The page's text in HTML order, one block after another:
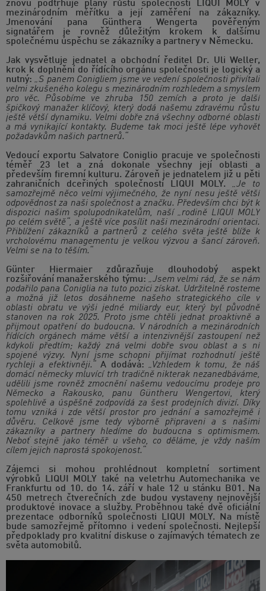
znovu podtrhuje plány růstu společnosti LIQUI MOLY v
mezinárodním měřítku a její zaměření na zákazníky.
Jmenování pana Günthera Wengerta pověřeným
signatářem je rovněž důležitým krokem k dalšímu
společnému úspěchu se zákazníky a partnery v Německu.
Jak vysvětluje jednatel a obchodní ředitel Dr. Uli Weller,
krok k doplnění do řídícího orgánu společnosti je logický a
nutný:„S panem Conigliem jsme ve vedení společnosti přivítali
velmi zkušeného kolegu s mezinárodním rozhledem a smyslem
pro věc. Působíme ve zhruba 150 zemích a proto je další
špičkový manažer klíčový, který dodá našemu zdravému růstu
ještě větší dynamiku. Velmi dobře zná všechny odborné oblasti
a má vynikající kontakty. Budeme tak moci ještě lépe vyhovět
požadavkům našich partnerů.“
Vedoucí exportu Salvatore Coniglio pracuje ve společnosti
téměř 23 let a zná dokonale všechny její oblasti a
především firemní kulturu. Zároveň je jednatelem již u pěti
zahraničních dceřiných společností LIQUI MOLY.„Je to
samozřejmě něco velmi výjimečného, že nyní nesu ještě větší
odpovědnost za naši společnost a značku. Především chci být k
dispozici našim spolupodnikatelům, naší „rodině LIQUI MOLY
po celém světě“, a ještě více posílit naši mezinárodní orientaci.
Přiblížení zákazníků a partnerů z celého světa ještě blíže k
vrcholovému managementu je velkou výzvou a šancí zároveň.
Velmi se na to těším.“
Günter Hiermaier zdůrazňuje dlouhodobý aspekt
rozšiřování manažerského týmu: „Jsem velmi rád, že se nám
podařilo pana Coniglia na tuto pozici získat. Udržitelně rosteme
a možná již letos dosáhneme našeho strategického cíle v
oblasti obratu ve výši jedné miliardy eur, který byl původně
stanoven na rok 2025. Proto jsme chtěli jednat proaktivně a
přijmout opatření do budoucna. V národních a mezinárodních
řídících orgánech máme větší a intenzivnější zastoupení než
kdykoli předtím; každý zná velmi dobře svou oblast a s ní
spojené výzvy. Nyní jsme schopni přijímat rozhodnutí ještě
rychleji a efektivněji.“A dodává:„Vzhledem k tomu, že náš
domácí německy mluvící trh tradičně nikterak nezanedbáváme,
udělili jsme rovněž zmocnění našemu vedoucímu prodeje pro
Německo a Rakousko, panu Güntheru Wengertovi, který
spolehlivě a úspěšně zodpovídá za šest prodejních divizí. Díky
tomu vzniká i zde větší prostor pro jednání a samozřejmě i
důvěru. Celkově jsme tedy výborně připraveni a s našimi
zákazníky a partnery hledíme do budoucna s optimismem.
Neboť stejně jako téměř u všeho, co děláme, je vždy naším
cílem jejich naprostá spokojenost.“
Zájemci si mohou prohlédnout kompletní sortiment
výrobků LIQUI MOLY také na veletrhu Automechanika ve
Frankfurtu od 10. do 14. září v hale 12 u stánku B01. Na
450 metrech čtverečních zde budou vystaveny nejnovější
produktové inovace a služby. Proběhnou také dvě oficiální
prezentace odborníků společnosti LIQUI MOLY. Na místě
bude samozřejmě přítomno i vedení společnosti. Nejlepší
předpoklady pro kvalitní diskuse o zajímavých tématech ze
světa automobilů.